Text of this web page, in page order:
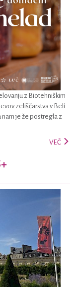
z Biotehniškim
zeliščarstva v Beli
je že postregla z
VEČ